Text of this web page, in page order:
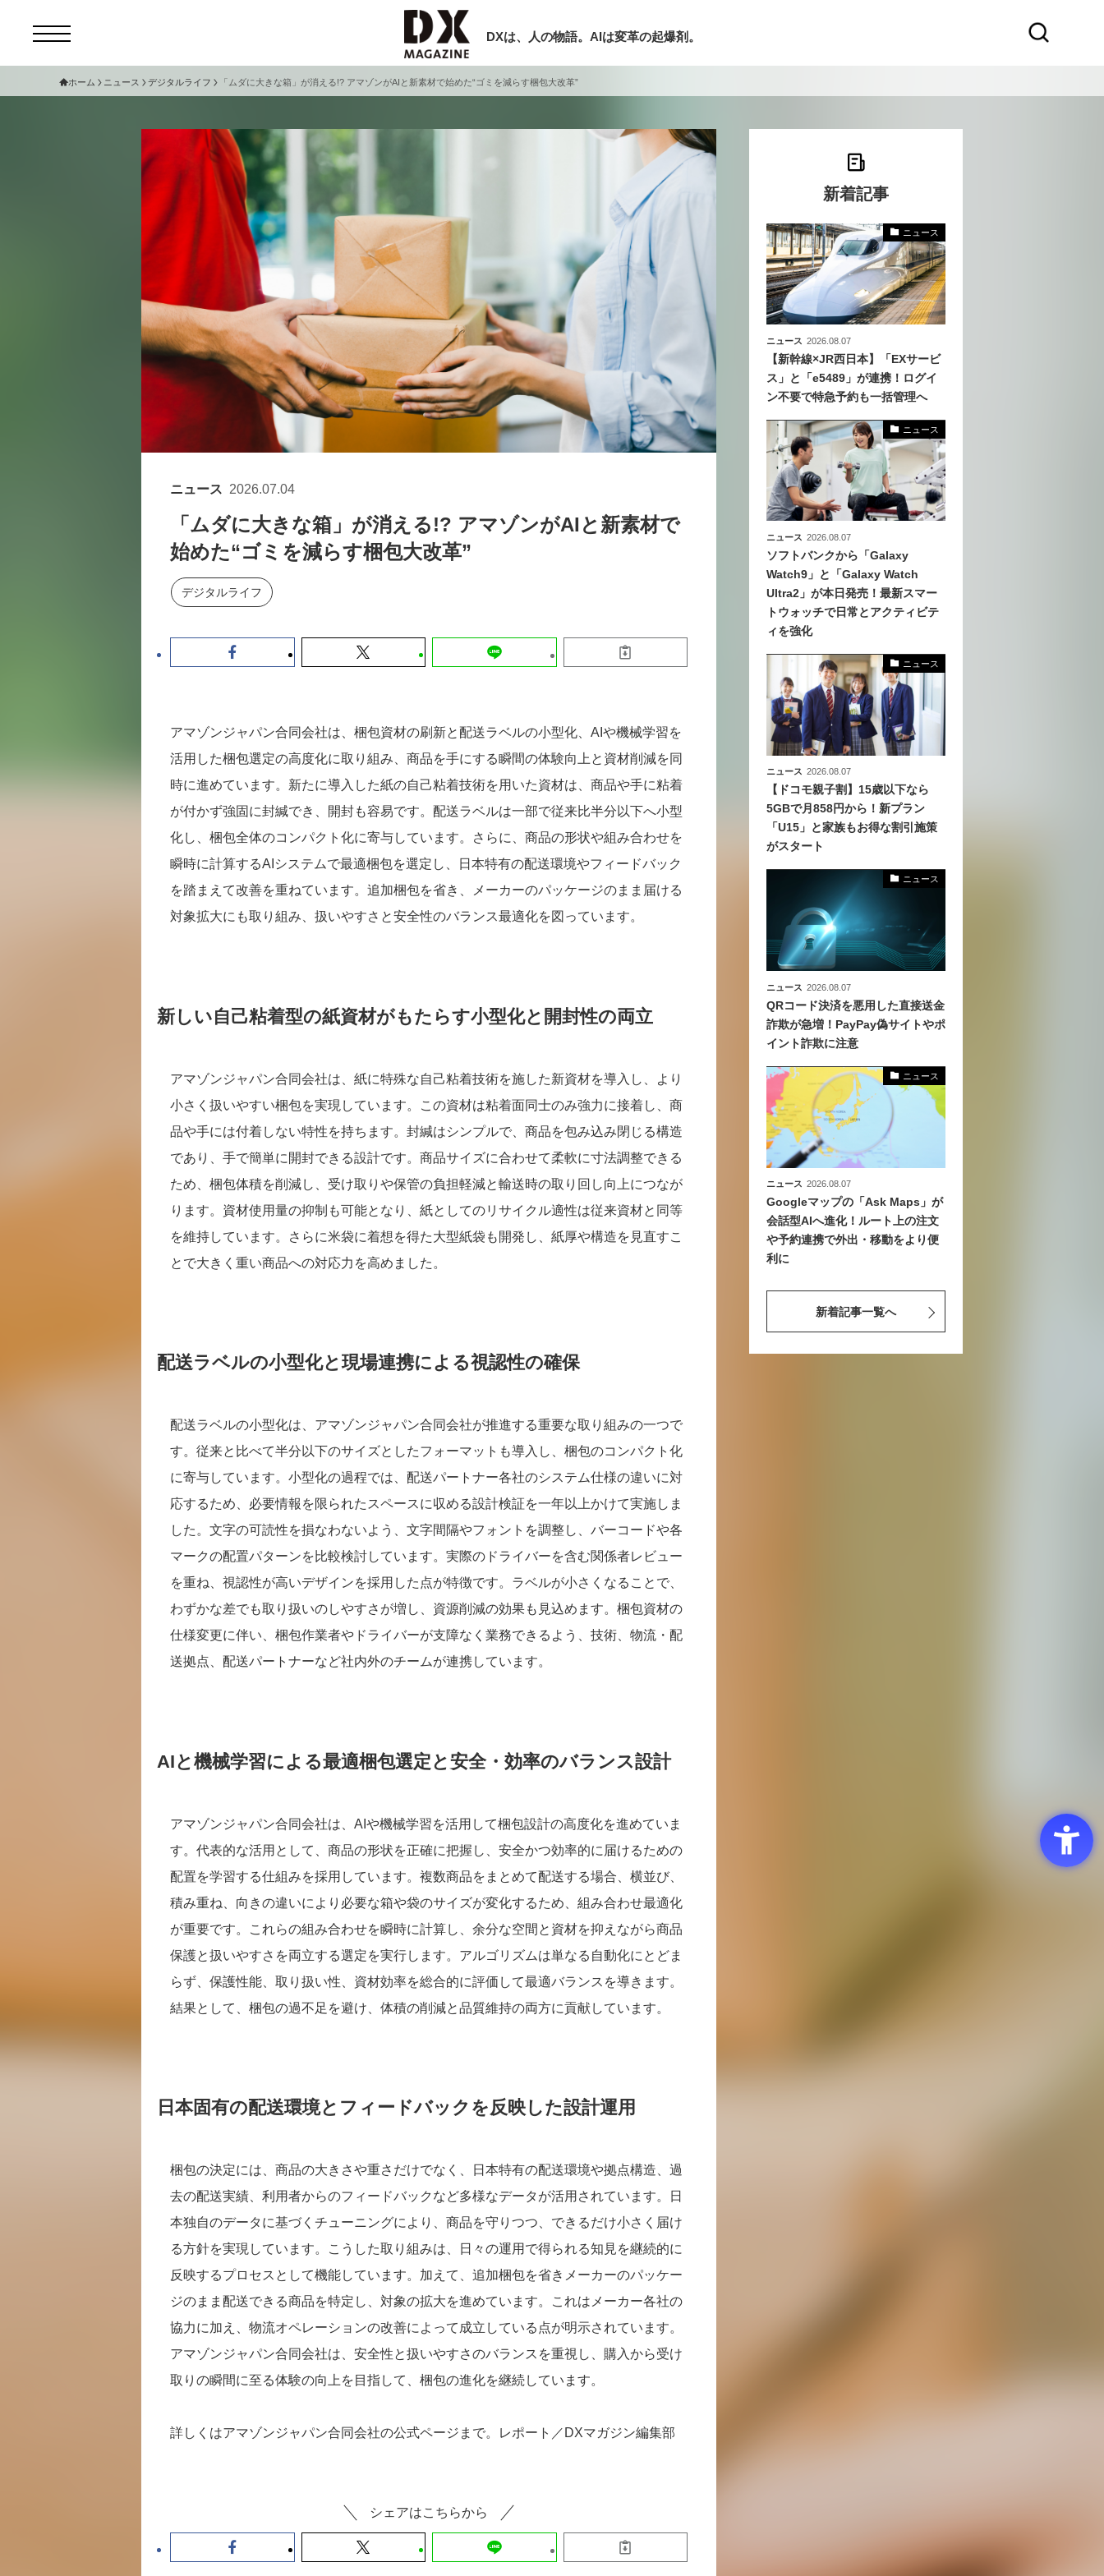
DXは、人の物語。AIは変革の起爆剤。
セミナー
日本オムニチャネル協会
トップページ
サイトマップ
お問い合わせ
個人情報保護法について
運営会社
採用情報
現在開催予定のセミナー
セミナー
非公開: 【8/6開催】AIエージェント時
代、日本企業は何から始めるべきか。〜
シリコンバレーAX最新潮流から学ぶ〜
2026-08-03
セミナー
【8/12開催】「イノベーションを数値化
する」～投資される事業の基準と、終活
DX「SouSou」に学ぶ資金調達・巻き込
ホーム ニュース デジタルライフ 「ムダに大きな箱」が消える!? アマゾンがAIと新素材で始めた“ゴミを減らす梱包大改革”
ニュース 2026.07.04
「ムダに大きな箱」が消える!? アマゾンがAIと新素材で
始めた“ゴミを減らす梱包大改革”
デジタルライフ
アマゾンジャパン合同会社は、梱包資材の刷新と配送ラベルの小型化、AIや機械学習を
活用した梱包選定の高度化に取り組み、商品を手にする瞬間の体験向上と資材削減を同
時に進めています。新たに導入した紙の自己粘着技術を用いた資材は、商品や手に粘着
が付かず強固に封緘でき、開封も容易です。配送ラベルは一部で従来比半分以下へ小型
化し、梱包全体のコンパクト化に寄与しています。さらに、商品の形状や組み合わせを
瞬時に計算するAIシステムで最適梱包を選定し、日本特有の配送環境やフィードバック
を踏まえて改善を重ねています。追加梱包を省き、メーカーのパッケージのまま届ける
対象拡大にも取り組み、扱いやすさと安全性のバランス最適化を図っています。
新しい自己粘着型の紙資材がもたらす小型化と開封性の両立
アマゾンジャパン合同会社は、紙に特殊な自己粘着技術を施した新資材を導入し、より
小さく扱いやすい梱包を実現しています。この資材は粘着面同士のみ強力に接着し、商
品や手には付着しない特性を持ちます。封緘はシンプルで、商品を包み込み閉じる構造
であり、手で簡単に開封できる設計です。商品サイズに合わせて柔軟に寸法調整できる
ため、梱包体積を削減し、受け取りや保管の負担軽減と輸送時の取り回し向上につなが
ります。資材使用量の抑制も可能となり、紙としてのリサイクル適性は従来資材と同等
を維持しています。さらに米袋に着想を得た大型紙袋も開発し、紙厚や構造を見直すこ
とで大きく重い商品への対応力を高めました。
配送ラベルの小型化と現場連携による視認性の確保
配送ラベルの小型化は、アマゾンジャパン合同会社が推進する重要な取り組みの一つで
す。従来と比べて半分以下のサイズとしたフォーマットも導入し、梱包のコンパクト化
に寄与しています。小型化の過程では、配送パートナー各社のシステム仕様の違いに対
応するため、必要情報を限られたスペースに収める設計検証を一年以上かけて実施しま
した。文字の可読性を損なわないよう、文字間隔やフォントを調整し、バーコードや各
マークの配置パターンを比較検討しています。実際のドライバーを含む関係者レビュー
を重ね、視認性が高いデザインを採用した点が特徴です。ラベルが小さくなることで、
わずかな差でも取り扱いのしやすさが増し、資源削減の効果も見込めます。梱包資材の
仕様変更に伴い、梱包作業者やドライバーが支障なく業務できるよう、技術、物流・配
送拠点、配送パートナーなど社内外のチームが連携しています。
AIと機械学習による最適梱包選定と安全・効率のバランス設計
アマゾンジャパン合同会社は、AIや機械学習を活用して梱包設計の高度化を進めていま
す。代表的な活用として、商品の形状を正確に把握し、安全かつ効率的に届けるための
配置を学習する仕組みを採用しています。複数商品をまとめて配送する場合、横並び、
積み重ね、向きの違いにより必要な箱や袋のサイズが変化するため、組み合わせ最適化
が重要です。これらの組み合わせを瞬時に計算し、余分な空間と資材を抑えながら商品
保護と扱いやすさを両立する選定を実行します。アルゴリズムは単なる自動化にとどま
らず、保護性能、取り扱い性、資材効率を総合的に評価して最適バランスを導きます。
結果として、梱包の過不足を避け、体積の削減と品質維持の両方に貢献しています。
日本固有の配送環境とフィードバックを反映した設計運用
梱包の決定には、商品の大きさや重さだけでなく、日本特有の配送環境や拠点構造、過
去の配送実績、利用者からのフィードバックなど多様なデータが活用されています。日
本独自のデータに基づくチューニングにより、商品を守りつつ、できるだけ小さく届け
る方針を実現しています。こうした取り組みは、日々の運用で得られる知見を継続的に
反映するプロセスとして機能しています。加えて、追加梱包を省きメーカーのパッケー
ジのまま配送できる商品を特定し、対象の拡大を進めています。これはメーカー各社の
協力に加え、物流オペレーションの改善によって成立している点が明示されています。
アマゾンジャパン合同会社は、安全性と扱いやすさのバランスを重視し、購入から受け
取りの瞬間に至る体験の向上を目指して、梱包の進化を継続しています。
詳しくはアマゾンジャパン合同会社の公式ページまで。レポート／DXマガジン編集部
シェアはこちらから
新着記事
ニュース
ニュース 2026.08.07
【新幹線×JR西日本】「EXサービ
ス」と「e5489」が連携！ログイ
ン不要で特急予約も一括管理へ
ニュース
ニュース 2026.08.07
ソフトバンクから「Galaxy
Watch9」と「Galaxy Watch
Ultra2」が本日発売！最新スマー
トウォッチで日常とアクティビテ
ィを強化
ニュース
ニュース 2026.08.07
【ドコモ親子割】15歳以下なら
5GBで月858円から！新プラン
「U15」と家族もお得な割引施策
がスタート
ニュース
ニュース 2026.08.07
QRコード決済を悪用した直接送金
詐欺が急増！PayPay偽サイトやポ
イント詐欺に注意
ニュース
ニュース 2026.08.07
Googleマップの「Ask Maps」が
会話型AIへ進化！ルート上の注文
や予約連携で外出・移動をより便
利に
新着記事一覧へ